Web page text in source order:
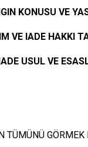
KONUSU VE
VE IADE HAKKI
USUL VE
TÜMÜNÜ GÖRMEK